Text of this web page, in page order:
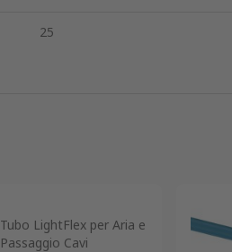
25
Tubo LightFlex per Aria e
Passaggio Cavi